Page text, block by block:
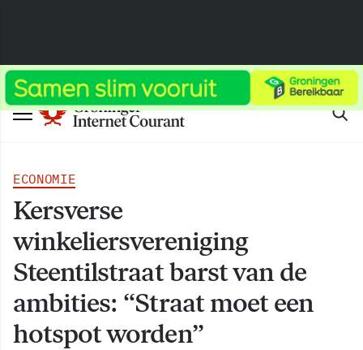
ECONOMIE
Kersverse
winkeliersvereniging
Steentilstraat barst van de
ambities: “Straat moet een
hotspot worden”